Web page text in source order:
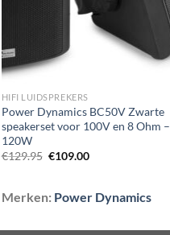
HIFI LUIDSPREKERS
Power Dynamics BC50V Zwarte
speakerset voor 100V en 8 Ohm –
120W
€129.95 Oorspronkelijke
€109.00Huidige
Merken: Power Dynamics